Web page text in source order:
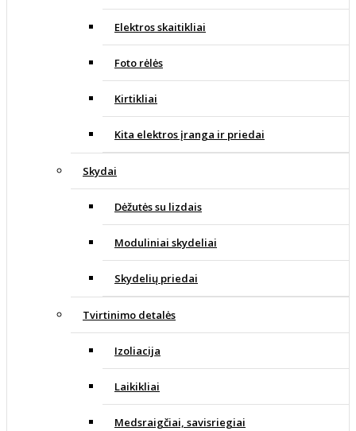
Elektros skaitikliai
Foto rėlės
Kirtikliai
Kita elektros įranga ir priedai
Skydai
Dėžutės su lizdais
Moduliniai skydeliai
Skydelių priedai
Tvirtinimo detalės
Izoliacija
Laikikliai
Medsraigčiai, savisriegiai